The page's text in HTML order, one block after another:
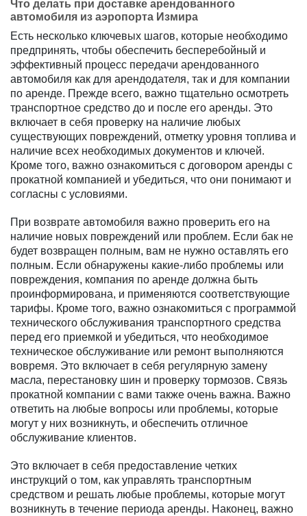
Что делать при доставке арендованного
автомобиля из аэропорта Измира
Есть несколько ключевых шагов, которые необходимо
предпринять, чтобы обеспечить бесперебойный и
эффективный процесс передачи арендованного
автомобиля как для арендодателя, так и для компании
по аренде. Прежде всего, важно тщательно осмотреть
транспортное средство до и после его аренды. Это
включает в себя проверку на наличие любых
существующих повреждений, отметку уровня топлива и
наличие всех необходимых документов и ключей.
Кроме того, важно ознакомиться с договором аренды с
прокатной компанией и убедиться, что они понимают и
согласны с условиями.
При возврате автомобиля важно проверить его на
наличие новых повреждений или проблем. Если бак не
будет возвращен полным, вам не нужно оставлять его
полным. Если обнаружены какие-либо проблемы или
повреждения, компания по аренде должна быть
проинформирована, и применяются соответствующие
тарифы. Кроме того, важно ознакомиться с программой
технического обслуживания транспортного средства
перед его приемкой и убедиться, что необходимое
техническое обслуживание или ремонт выполняются
вовремя. Это включает в себя регулярную замену
масла, перестановку шин и проверку тормозов. Связь
прокатной компании с вами также очень важна. Важно
ответить на любые вопросы или проблемы, которые
могут у них возникнуть, и обеспечить отличное
обслуживание клиентов.
Это включает в себя предоставление четких
инструкций о том, как управлять транспортным
средством и решать любые проблемы, которые могут
возникнуть в течение периода аренды. Наконец, важно